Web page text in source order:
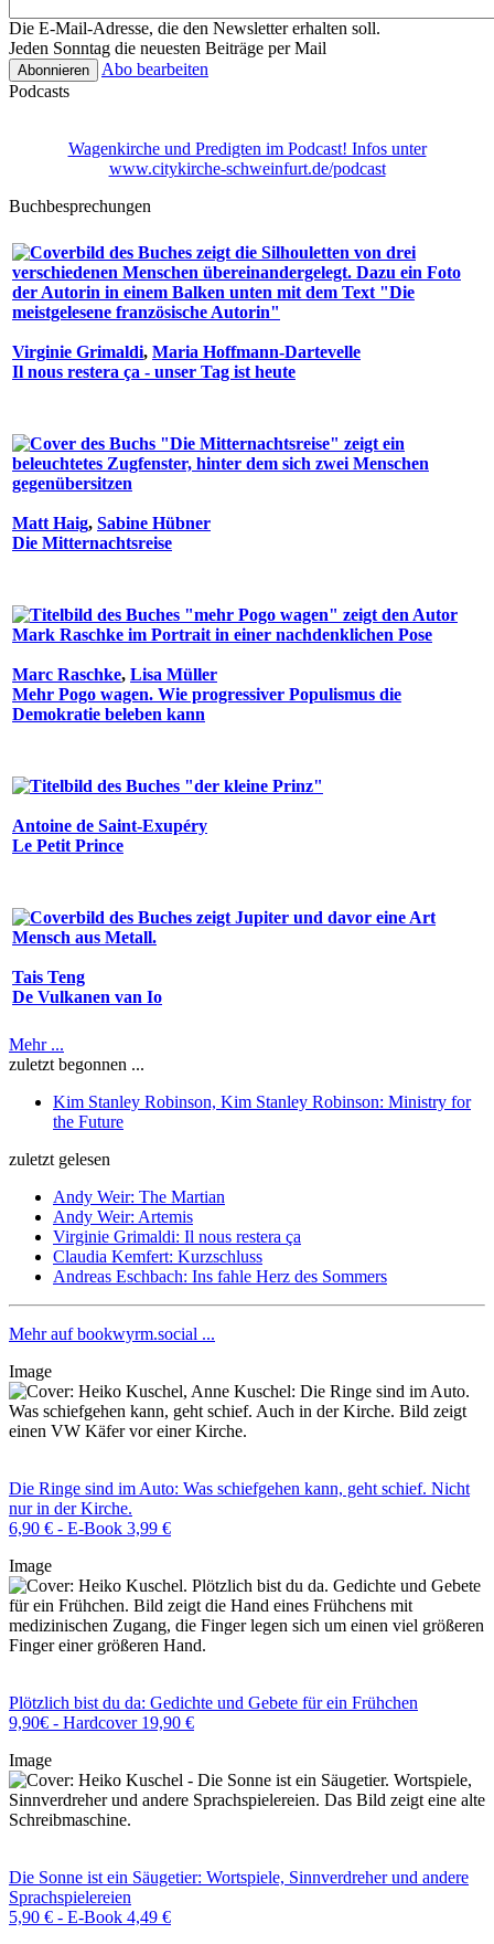
Die E-Mail-Adresse, die den Newsletter erhalten soll.
Jeden Sonntag die neuesten Beiträge per Mail
Abo bearbeiten
Podcasts
Wagenkirche und Predigten im Podcast! Infos unter
www.citykirche-schweinfurt.de/podcast
Buchbesprechungen
Virginie Grimaldi, Maria Hoffmann-Dartevelle
Il nous restera ça - unser Tag ist heute
Matt Haig, Sabine Hübner
Die Mitternachtsreise
Marc Raschke, Lisa Müller
Mehr Pogo wagen. Wie progressiver Populismus die
Demokratie beleben kann
Antoine de Saint-Exupéry
Le Petit Prince
Tais Teng
De Vulkanen van Io
Mehr ...
zuletzt begonnen ...
Kim Stanley Robinson, Kim Stanley Robinson: Ministry for
the Future
zuletzt gelesen
Andy Weir: The Martian
Andy Weir: Artemis
Virginie Grimaldi: Il nous restera ça
Claudia Kemfert: Kurzschluss
Andreas Eschbach: Ins fahle Herz des Sommers
Mehr auf bookwyrm.social ...
Image
Die Ringe sind im Auto: Was schiefgehen kann, geht schief. Nicht
nur in der Kirche.
6,90 € - E-Book 3,99 €
Image
Plötzlich bist du da: Gedichte und Gebete für ein Frühchen
9,90€ - Hardcover 19,90 €
Image
Die Sonne ist ein Säugetier: Wortspiele, Sinnverdreher und andere
Sprachspielereien
5,90 € - E-Book 4,49 €